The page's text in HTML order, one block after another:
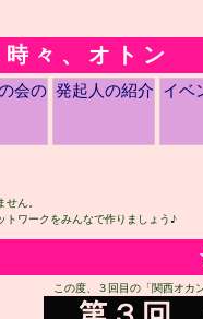
々、オトン
会の 発起人の紹介 イベ
ん。
トワークをみんなで作りましょう♪
この度、３回目の「関西オカ